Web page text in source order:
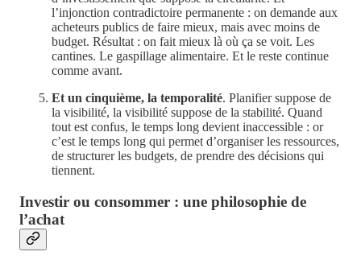
l’injonction contradictoire permanente : on demande aux
acheteurs publics de faire mieux, mais avec moins de
budget. Résultat : on fait mieux là où ça se voit. Les
cantines. Le gaspillage alimentaire. Et le reste continue
comme avant.
Et un cinquième, la temporalité. Planifier suppose de
la visibilité, la visibilité suppose de la stabilité. Quand
tout est confus, le temps long devient inaccessible : or
c’est le temps long qui permet d’organiser les ressources,
de structurer les budgets, de prendre des décisions qui
tiennent.
Investir ou consommer : une philosophie de
l’achat